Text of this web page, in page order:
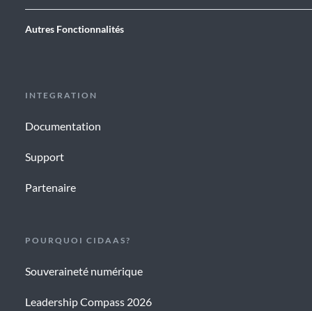
Autres Fonctionnalités
INTEGRATION
Documentation
Support
Partenaire
POURQUOI CIDAAS?
Souveraineté numérique
Leadership Compass 2026